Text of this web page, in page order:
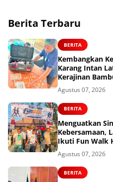
Berita Terbaru
BERITA
Kembangkan
Karang Intan
Kerajinan
Agustus 07, 2026
BERITA
Menguatkan
Kebersamaan,
Ikuti Fun Walk
Agustus 07, 2026
BERITA